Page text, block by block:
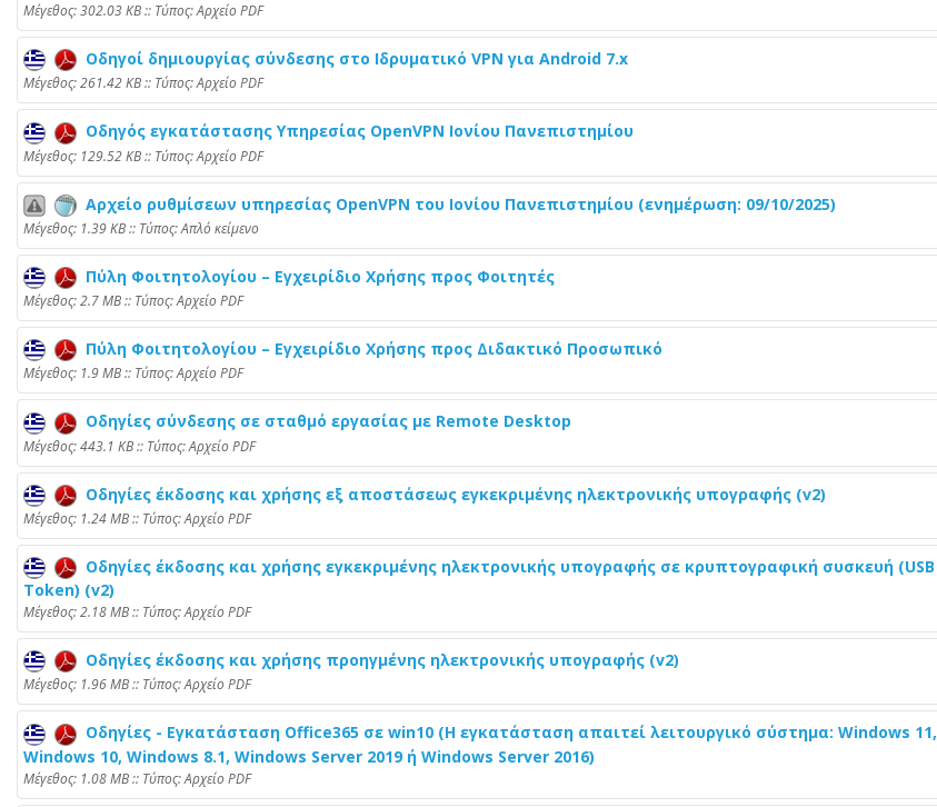
Mέγεθος: 302.03 KB :: Τύπος: Αρχείο PDF
Οδηγοί δημιουργίας σύνδεσης στο Ιδρυματικό VPN για Android 7.x
Mέγεθος: 261.42 KB :: Τύπος: Αρχείο PDF
Οδηγός εγκατάστασης Υπηρεσίας OpenVPN Ιονίου Πανεπιστημίου
Mέγεθος: 129.52 KB :: Τύπος: Αρχείο PDF
Αρχείο ρυθμίσεων υπηρεσίας OpenVPN του Ιονίου Πανεπιστημίου (ενημέρωση: 09/10/2025)
Mέγεθος: 1.39 KB :: Τύπος: Απλό κείμενο
Πύλη Φοιτητολογίου – Εγχειρίδιο Χρήσης προς Φοιτητές
Mέγεθος: 2.7 MB :: Τύπος: Αρχείο PDF
Πύλη Φοιτητολογίου – Εγχειρίδιο Χρήσης προς Διδακτικό Προσωπικό
Mέγεθος: 1.9 MB :: Τύπος: Αρχείο PDF
Οδηγίες σύνδεσης σε σταθμό εργασίας με Remote Desktop
Mέγεθος: 443.1 KB :: Τύπος: Αρχείο PDF
Οδηγίες έκδοσης και χρήσης εξ αποστάσεως εγκεκριμένης ηλεκτρονικής υπογραφής (v2)
Mέγεθος: 1.24 MB :: Τύπος: Αρχείο PDF
Οδηγίες έκδοσης και χρήσης εγκεκριμένης ηλεκτρονικής υπογραφής σε κρυπτογραφική συσκευή (USB
Token) (v2)
Mέγεθος: 2.18 MB :: Τύπος: Αρχείο PDF
Οδηγίες έκδοσης και χρήσης προηγμένης ηλεκτρονικής υπογραφής (v2)
Mέγεθος: 1.96 MB :: Τύπος: Αρχείο PDF
Οδηγίες - Εγκατάσταση Office365 σε win10 (H εγκατάσταση απαιτεί λειτουργικό σύστημα: Windows 11,
Windows 10, Windows 8.1, Windows Server 2019 ή Windows Server 2016)
Mέγεθος: 1.08 MB :: Τύπος: Αρχείο PDF